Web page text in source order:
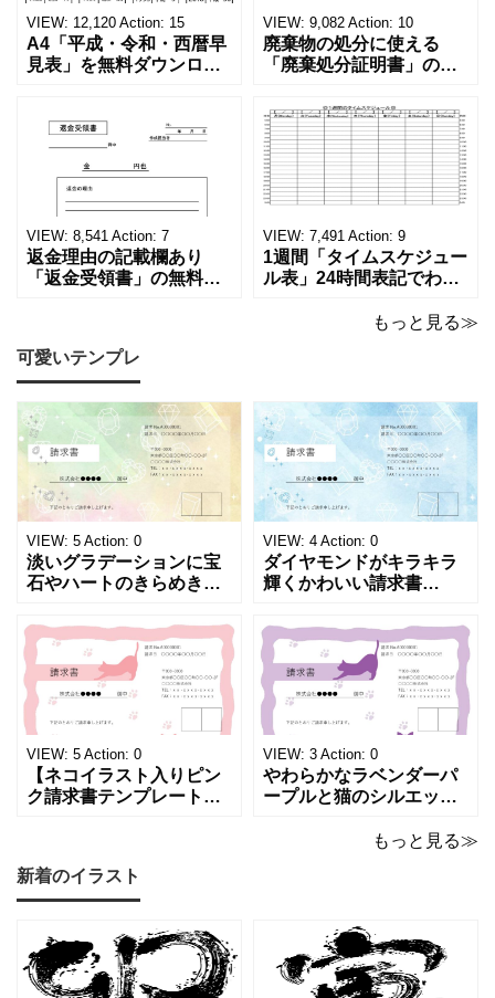
VIEW: 12,120 Action: 15
A4「平成・令和・西暦早
見表」を無料ダウンロー
る！印刷可能な一覧表！
印刷可能な平成・令和・
西暦早見表を無料ダウン
ロードでご利用いただけ
ます。 パソコンに保存し
ていただくか、A4サイズ
でコピーしてご
VIEW: 9,082 Action: 10
廃棄物の処分に使える
「廃棄処分証明書」の無
ーカーの代理店、回収業
者へおすすめ！(Excel・
Word・PDF)正しく廃棄
されたことを証明する書
類「廃棄処分証明書」の
テンプレートです。 量販
店や家電メーカーの代理
店、回収
VIEW: 8,541 Action: 7
返金理由の記載欄あり
「返金受領書」の無料テ
め！過払い･誤入金などが
発生した際にも使える、
モノクロでシンプルな
「返金領収書」のテンプ
レートとなります。 A4縦
型サイズで用紙に印
VIEW: 7,491 Action: 9
1週間「タイムスケジュー
ル表」24時間表記でわか
ト！A4横型ExcelやWord
表になります。 A4横型サ
イズの無料テンプレート
で、Excel・Wo
もっと見る≫
可愛いテンプレ
VIEW: 5 Action: 0
淡いグラデーションに宝
石やハートのきらめきを
チックな請求書雛形で
す。パステルピンクやラ
ベンダーの色彩がやわら
かな質感を生み出し、受
け取った相手の心をくす
ぐる特別な仕上がりとな
っています。 ハンドメイ
ド雑貨、コスメブラン
VIEW: 4 Action: 0
ダイヤモンドがキラキラ
輝くかわいい請求書
感あふれるライトブルー
背景に、ジュエルモチー
フを散りばめた煌びやか
な請求書素材です。清潔
感と高級感が同居するデ
ザインは、クライアント
に信頼感と華やかな印象
を同時に届けます
VIEW: 5 Action: 0
【ネコイラスト入りピン
ク請求書テンプレート
ーの猫デザイン請求書雛
形です。波打ちフレーム
シルエットや小さな肉球
モチーフが、ビジネス文
書にさりげない
VIEW: 3 Action: 0
やわらかなラベンダーパ
ープルと猫のシルエット
おしゃれな請求書フォー
他とは一味違う個性を演
出したいときにも活躍し
ます。 猫カフェやトリミ
ングサロン
もっと見る≫
新着のイラスト